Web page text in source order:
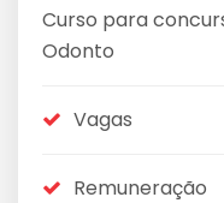
Curso para
Odonto
Vagas
Remuneração